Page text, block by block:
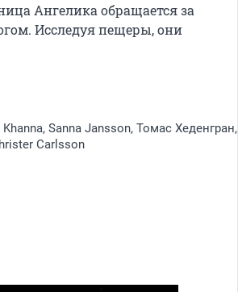
Ангелика обращается за
Исследуя пещеры, они
Sanna Jansson, Томас Хеденгран,
Carlsson